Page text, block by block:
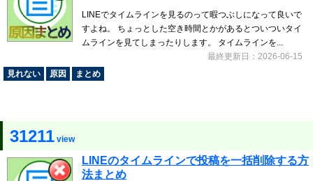
LINEでタイムラインを見るのって暇つぶしになって良いで
すよね。 ちょっとした空き時間とかがあるとついついタイ
ムラインを見てしまったりします。 タイムラインを...
最終更新日：2026-06-15
見れない
原因 まとめ
31211 view
LINEのタイムラインで投稿を一括削除する方
法まとめ